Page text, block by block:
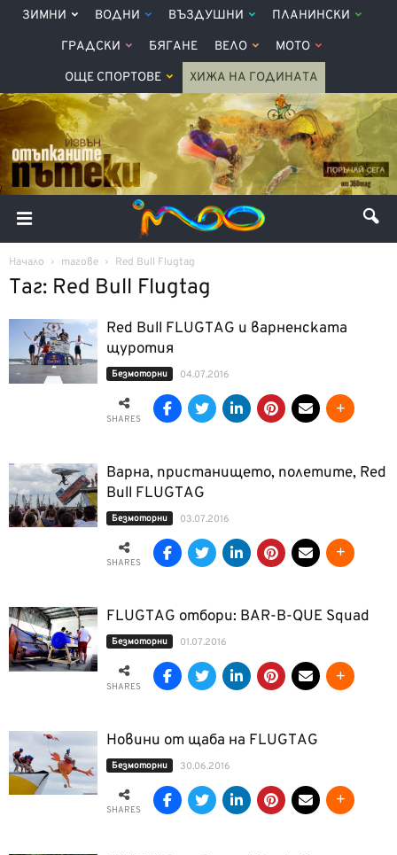
ЗИМНИ ВОДНИ ВЪЗДУШНИ ПЛАНИНСКИ
ГРАДСКИ БЯГАНЕ ВЕЛО МОТО
ОЩЕ СПОРТОВЕ ХИЖА НА ГОДИНАТА
Начало тагове Red Bull Flugtag
Таг: Red Bull Flugtag
Red Bull FLUGTAG и варненската
щуротия
Безмоторни 04.07.2016
SHARES
Варна, пристанището, полетите, Red
Bull FLUGTAG
Безмоторни 03.07.2016
SHARES
FLUGTAG отбори: BAR-B-QUE Squad
Безмоторни 01.07.2016
SHARES
Новини от щаба на FLUGTAG
Безмоторни 30.06.2016
SHARES